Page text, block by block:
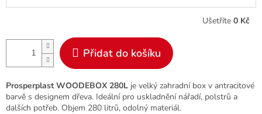
Ušetříte 0 Kč
Přidat do košíku
Prosperplast WOODEBOX 280L je velký zahradní box v antracitové
barvě s designem dřeva. Ideální pro uskladnění nářadí, polstrů a
dalších potřeb. Objem 280 litrů, odolný materiál.